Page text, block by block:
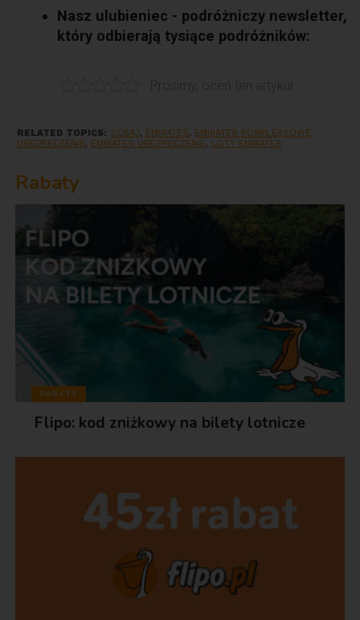
Nasz ulubieniec - podróżniczy newsletter,
który odbierają tysiące podróżników:
RELATED TOPICS: DUBAJ, EMIRATES, EMIRATES KOMPLEKSOWE
UBEZPIECZENIE, EMIRATES UBEZPIECZENIE, LOTY EMIRATES
Rabaty
RABATY
Flipo: kod zniżkowy na bilety lotnicze